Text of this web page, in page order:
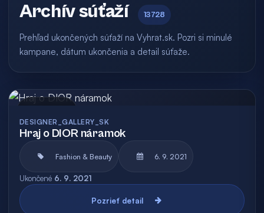
Archív súťaží 13728
Prehľad ukončených súťaží na Vyhrat.sk. Pozri si minulé
kampane, dátum ukončenia a detail súťaže.
DESIGNER_GALLERY_SK
Hraj o DIOR náramok
Fashion & Beauty 6. 9. 2021
Ukončené 6. 9. 2021
Pozrieť detail